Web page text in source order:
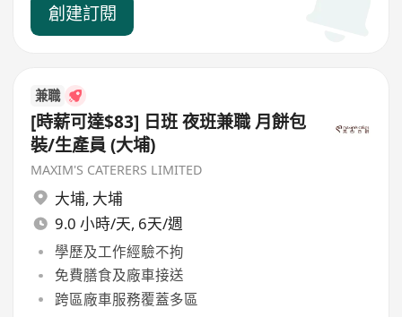
創建訂閱
兼職
[時薪可達$83] 日班 夜班兼職 月餅包
裝/生產員 (大埔)
MAXIM'S CATERERS LIMITED
大埔, 大埔
9.0 小時/天, 6天/週
學歷及工作經驗不拘
免費膳食及廠車接送
跨區廠車服務覆蓋多區